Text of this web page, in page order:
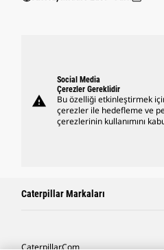
warning
Social Media
Çerezler Gereklidir
Bu özelliği etkinleştirmek
çerezler ile hedefleme ve
çerezlerinin kullanımını
Caterpillar Markaları
Caterpillar.com